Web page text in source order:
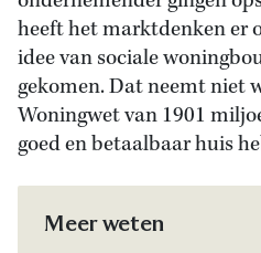
heeft het marktdenken er
idee van sociale
gekomen. Dat neemt niet
Woningwet van 1901
goed en betaalbaar huis
Meer weten